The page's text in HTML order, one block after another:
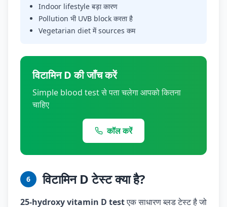
Indoor lifestyle बड़ा कारण
Pollution भी UVB block करता है
Vegetarian diet में sources कम
विटामिन D की जाँच करें
Simple blood test से पता चलेगा आपको कितना
चाहिए
कॉल करें
6 विटामिन D टेस्ट क्या है?
25-hydroxy vitamin D testएक साधारण ब्लड टेस्ट है जो